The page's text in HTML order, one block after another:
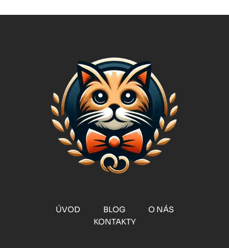
ÚVOD BLOG
O NÁS
KONTAKTY